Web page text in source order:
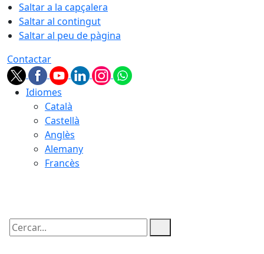
Saltar a la capçalera
Saltar al contingut
Saltar al peu de pàgina
Contactar
Idiomes
Català
Castellà
Anglès
Alemany
Francès
Cercar: